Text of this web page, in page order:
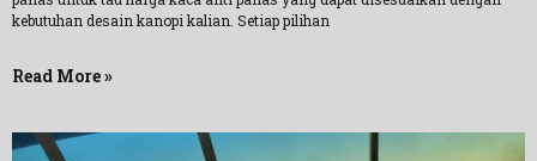
kebutuhan desain kanopi kalian. Setiap pilihan
Read More »